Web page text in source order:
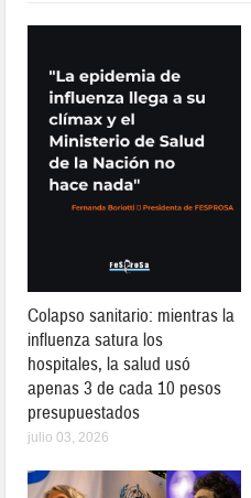
Colapso sanitario: mientras la
influenza satura los
hospitales, la salud usó
apenas 3 de cada 10 pesos
presupuestados
julio 03, 2026